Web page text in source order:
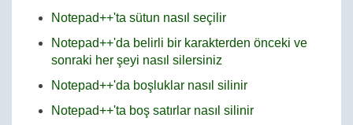
Notepad++'ta sütun nasıl seçilir
Notepad++'da belirli bir karakterden önceki ve
sonraki her şeyi nasıl silersiniz
Notepad++'da boşluklar nasıl silinir
Notepad++'ta boş satırlar nasıl silinir